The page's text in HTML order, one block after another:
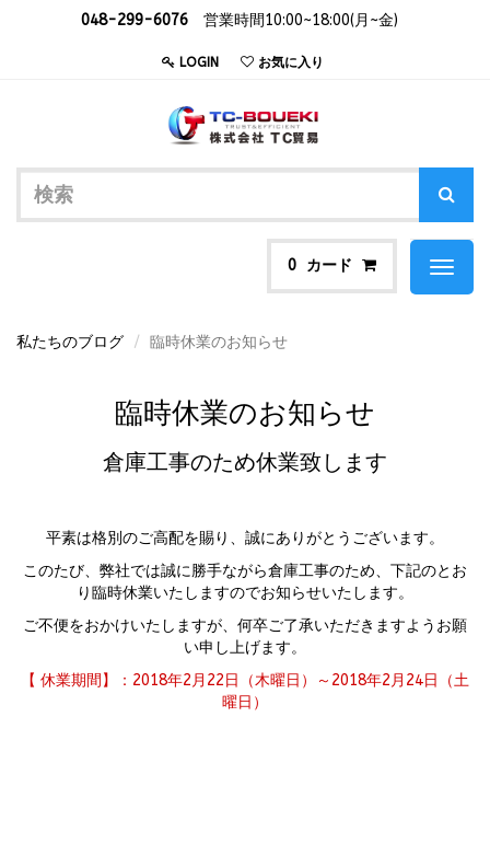
048-299-6076 営業時間10:00~18:00(月~金)
LOGIN お気に入り
0 カード
Toggle
私たちのブログ 臨時休業のお知らせ
臨時休業のお知らせ
倉庫工事のため休業致します
平素は格別のご高配を賜り、誠にありがとうございます。
このたび、弊社では誠に勝手ながら倉庫工事のため、下記のとお
り臨時休業いたしますのでお知らせいたします。
ご不便をおかけいたしますが、何卒ご了承いただきますようお願
い申し上げます。
【 休業期間】：2018年2月22日（木曜日）～2018年2月24日（土
曜日）